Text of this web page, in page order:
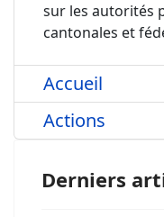
sur les autorités
cantonales et
Accueil
Actions
Derniers